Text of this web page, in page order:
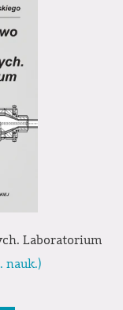
Laboratorium
nauk.)